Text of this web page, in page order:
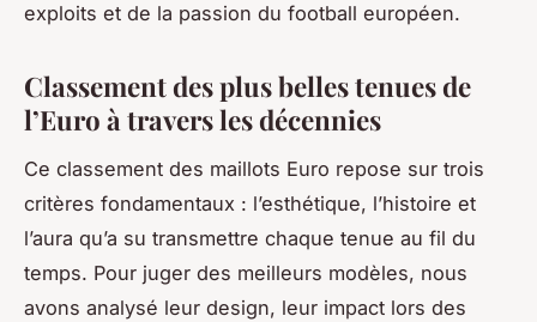
exploits et de la passion du football européen.
Classement des plus belles tenues de
l’Euro à travers les décennies
Ce classement des maillots Euro repose sur trois
critères fondamentaux : l’esthétique, l’histoire et
l’aura qu’a su transmettre chaque tenue au fil du
temps. Pour juger des meilleurs modèles, nous
avons analysé leur design, leur impact lors des